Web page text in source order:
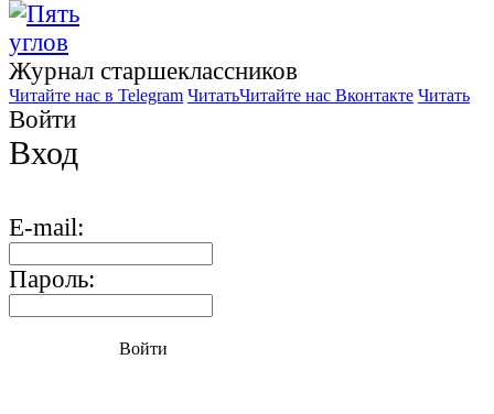
Журнал старшекласcников
Читайте нас в Telegram ЧитатьЧитайте нас Вконтакте Читать
Войти
Вход
E-mail:
Пароль:
Войти